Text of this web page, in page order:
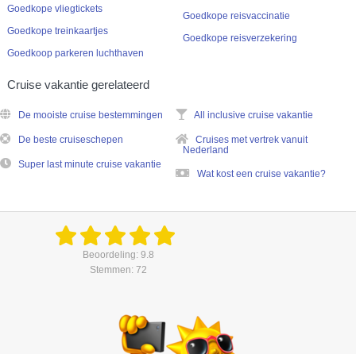
Goedkope vliegtickets
Goedkope treinkaartjes
Goedkoop parkeren luchthaven
Goedkope reisvaccinatie
Goedkope reisverzekering
Cruise vakantie gerelateerd
De mooiste cruise bestemmingen
De beste cruiseschepen
Super last minute cruise vakantie
All inclusive cruise vakantie
Cruises met vertrek vanuit
Nederland
Wat kost een cruise vakantie?
Beoordeling: 9.8
Stemmen: 72